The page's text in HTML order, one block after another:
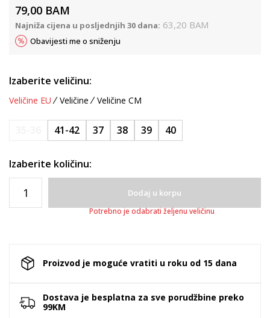
79,00 BAM
Najniža cijena u posljednjih 30 dana: 63,20 BAM
Obavijesti me o sniženju
Izaberite veličinu:
Veličine EU Veličine Veličine CM
41-42 37 38 39 40
Izaberite količinu:
Dodaj u korpu
Potrebno je odabrati željenu veličinu
Proizvod je moguće vratiti u roku od 15 dana
Dostava je besplatna za sve porudžbine preko
99KM